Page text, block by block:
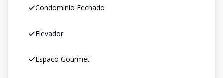
Condominio Fechado
Elevador
Espaco Gourmet